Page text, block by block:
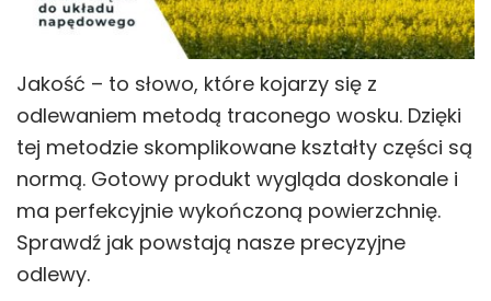
Jakość – to słowo, które kojarzy się z
odlewaniem metodą traconego wosku. Dzięki
tej metodzie skomplikowane kształty części są
normą. Gotowy produkt wygląda doskonale i
ma perfekcyjnie wykończoną powierzchnię.
Sprawdź jak powstają nasze precyzyjne
odlewy.